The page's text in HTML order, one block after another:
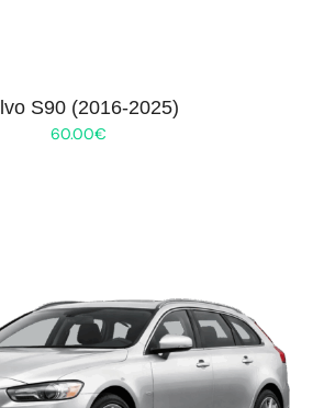
S90 (2016-2025)
60.00€